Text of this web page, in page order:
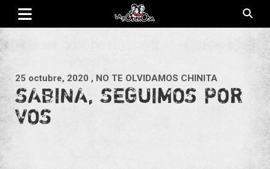
Saltar
contenido
25 octubre, 2020 , NO TE OLVIDAMOS CHINITA
SABINA, SEGUIMOS POR
VOS